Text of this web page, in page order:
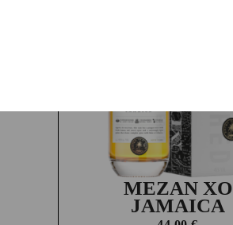
MEZAN XO
JAMAICA